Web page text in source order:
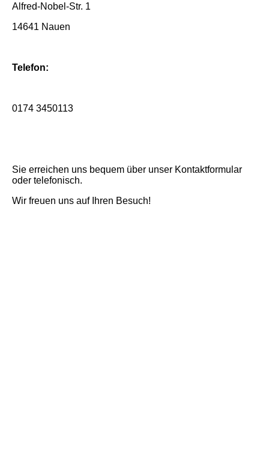
Alfred-Nobel-Str. 1
14641 Nauen
Telefon:
0174 3450113
Sie erreichen uns bequem über unser Kontaktformular
oder telefonisch.
Wir freuen uns auf Ihren Besuch!